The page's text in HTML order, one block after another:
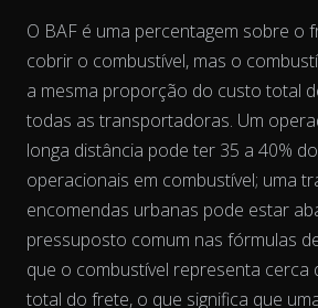
The chart has 2 Y axes displaying %
O BAF é uma percentagem sobre o
cobrir o combustível, mas o
a mesma proporção do custo total
todas as transportadoras. Um
longa distância pode ter 35 a 40%
operacionais em combustível; uma
encomendas urbanas pode estar
pressuposto comum nas fórmulas
que o combustível representa cerca
total do frete, o que significa que